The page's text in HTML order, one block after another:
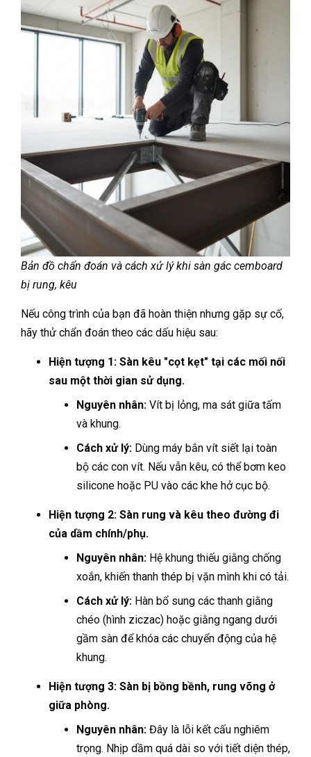
Bản đồ chẩn đoán và cách xử lý khi sàn gác cemboard
bị rung, kêu
Nếu công trình của bạn đã hoàn thiện nhưng gặp sự cố,
hãy thử chẩn đoán theo các dấu hiệu sau:
Hiện tượng 1: Sàn kêu "cọt kẹt" tại các mối nối
sau một thời gian sử dụng.
Nguyên nhân: Vít bị lỏng, ma sát giữa tấm
và khung.
Cách xử lý: Dùng máy bắn vít siết lại toàn
bộ các con vít. Nếu vẫn kêu, có thể bơm keo
silicone hoặc PU vào các khe hở cục bộ.
Hiện tượng 2: Sàn rung và kêu theo đường đi
của dầm chính/phụ.
Nguyên nhân: Hệ khung thiếu giằng chống
xoắn, khiến thanh thép bị vặn mình khi có tải.
Cách xử lý: Hàn bổ sung các thanh giằng
chéo (hình ziczac) hoặc giằng ngang dưới
gầm sàn để khóa các chuyển động của hệ
khung.
Hiện tượng 3: Sàn bị bồng bềnh, rung võng ở
giữa phòng.
Nguyên nhân: Đây là lỗi kết cấu nghiêm
trọng. Nhịp dầm quá dài so với tiết diện thép,